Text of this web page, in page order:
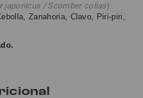
japonicus / Scomber colias)
Zanahoria, Clavo, Piri-piri,